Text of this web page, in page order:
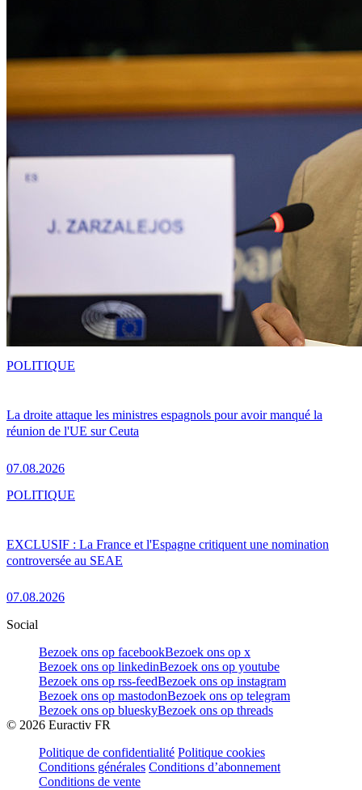
La droite attaque les ministres espagnols pour avoir manqué la
réunion de l'UE sur Ceuta
07.08.2026
POLITIQUE
EXCLUSIF : La France et l'Espagne critiquent une nomination
controversée au SEAE
07.08.2026
POLITIQUE
Social
Bezoek ons op facebookBezoek ons op x
Bezoek ons op linkedinBezoek ons op youtube
Bezoek ons op rss-feedBezoek ons op instagram
Bezoek ons op mastodonBezoek ons op telegram
Bezoek ons op blueskyBezoek ons op threads
© 2026 Euractiv FR
Politique de confidentialité Politique cookies
Conditions générales Conditions d’abonnement
Conditions de vente